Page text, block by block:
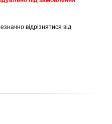
відрізнятися від